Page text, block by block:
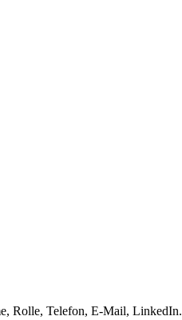
Rolle, Telefon, E-Mail, LinkedIn.